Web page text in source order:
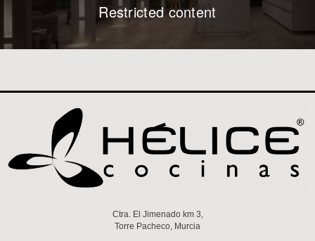
Restricted content
Ctra. El Jimenado km 3,
Torre Pacheco, Murcia